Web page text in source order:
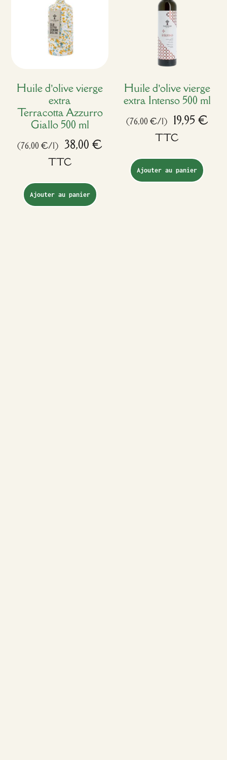
Huile d’olive vierge
extra
Terracotta Azzurro
Giallo 500 ml
(76,00 €/l) 38,00 €
TTC
Ajouter au panier
Huile d’olive vierge
extra Intenso 500 ml
(76,00 €/l) 19,95€
TTC
Ajouter au panier